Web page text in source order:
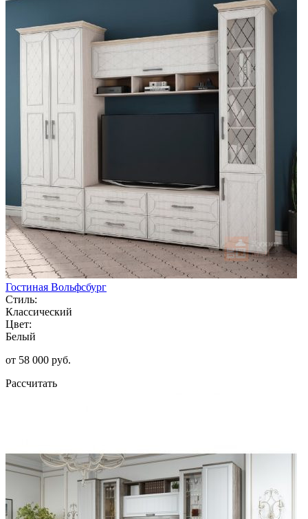
Гостиная Вольфсбург
Стиль:
Классический
Цвет:
Белый
от 58 000 руб.
Рассчитать